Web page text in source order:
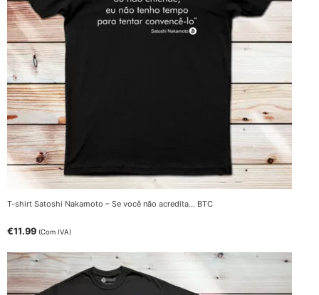
T-shirt Satoshi Nakamoto – Se você não acredita… BTC
€11.99 (Com IVA)